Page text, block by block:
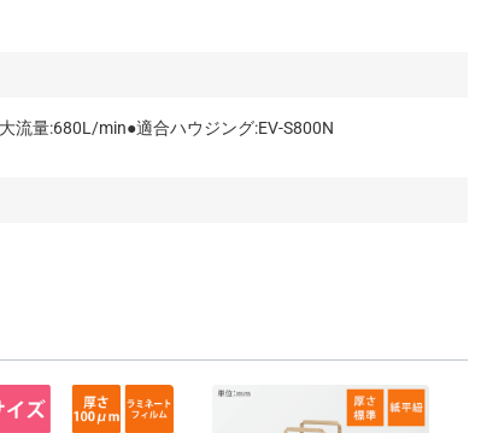
流量:680L/min●適合ハウジング:EV-S800N